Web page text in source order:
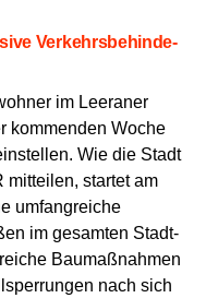
Ver­kehrs­be­hin­de­
im Leera­ner
kom­men­den Woche
Wie die Stadt
mit­tei­len, star­tet am
umfang­rei­che
im gesam­ten Stadt­
Bau­maß­nah­men
nach sich